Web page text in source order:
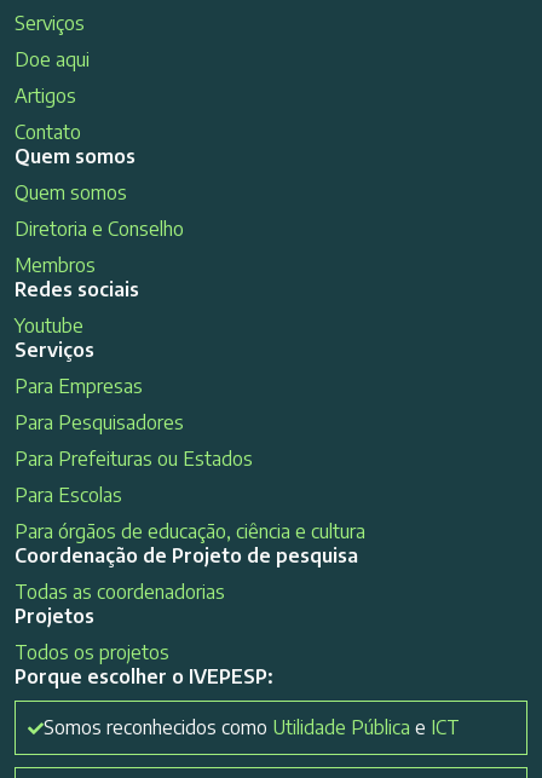
Serviços
Doe aqui
Artigos
Contato
Quem somos
Quem somos
Diretoria e Conselho
Membros
Redes sociais
Youtube
Serviços
Para Empresas
Para Pesquisadores
Para Prefeituras ou Estados
Para Escolas
Para órgãos de educação, ciência e cultura
Coordenação de Projeto de pesquisa
Todas as coordenadorias
Projetos
Todos os projetos
Porque escolher o IVEPESP:
Somos reconhecidos como Utilidade Pública e ICT